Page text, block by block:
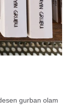
gurban olam